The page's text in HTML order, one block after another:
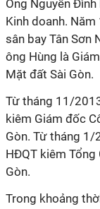
Ông Nguyễn Đình
Kinh doanh.
sân bay Tân Sơn
ông Hùng là
Mặt đất Sài Gòn.
Từ tháng 11/
kiêm Giám đốc
Gòn. Từ tháng
HĐQT kiêm Tổng
Gòn.
Trong khoảng